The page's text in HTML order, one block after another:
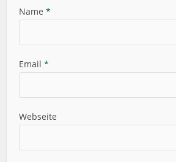
Name *
Email *
Webseite